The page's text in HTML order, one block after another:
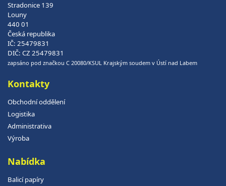
Stradonice 139
Louny
440 01
Česká republika
IČ: 25479831
DIČ: CZ 25479831
zapsáno pod značkou C 20080/KSUL Krajským soudem v Ústí nad Labem
Kontakty
Obchodní oddělení
Logistika
Administrativa
Výroba
Nabídka
Balicí papíry